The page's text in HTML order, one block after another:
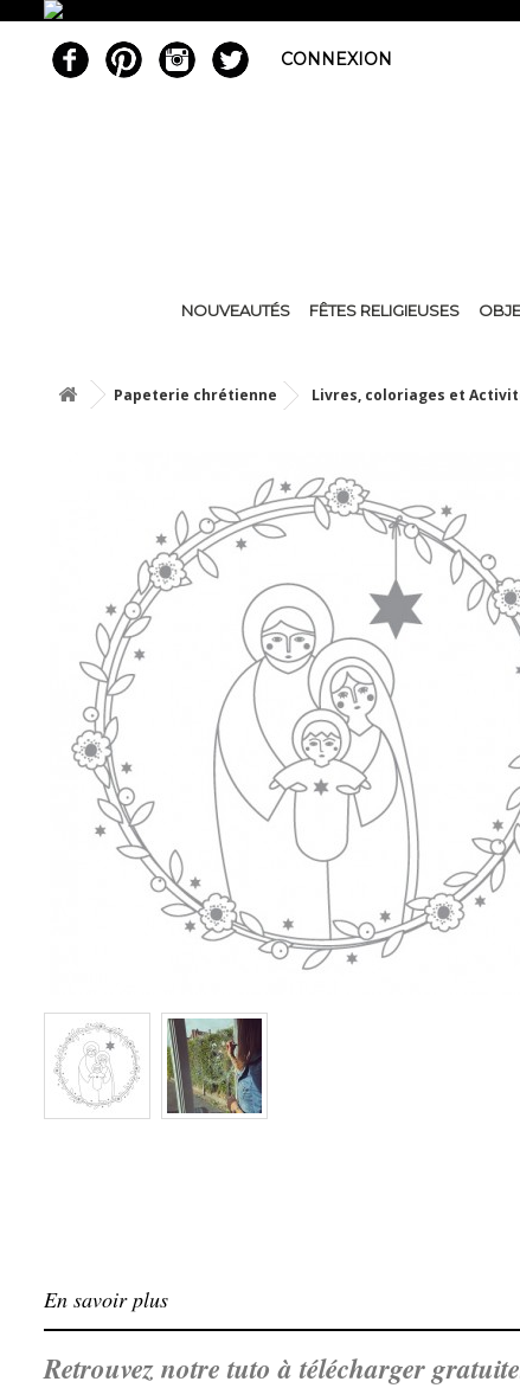
CONNEXION
NOUVEAUTÉS FÊTES RELIGIEUSES
Papeterie chrétienne Livres, coloriages et
En savoir plus
Retrouvez notre tuto à télécharger